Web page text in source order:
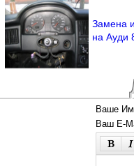
Замена
на Ауди
Ваше
Ваш E-